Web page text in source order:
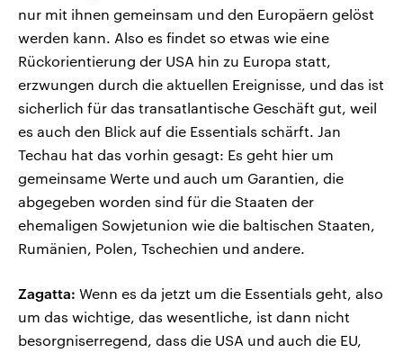
nur mit ihnen gemeinsam und den Europäern gelöst
werden kann. Also es findet so etwas wie eine
Rückorientierung der USA hin zu Europa statt,
erzwungen durch die aktuellen Ereignisse, und das ist
sicherlich für das transatlantische Geschäft gut, weil
es auch den Blick auf die Essentials schärft. Jan
Techau hat das vorhin gesagt: Es geht hier um
gemeinsame Werte und auch um Garantien, die
abgegeben worden sind für die Staaten der
ehemaligen Sowjetunion wie die baltischen Staaten,
Rumänien, Polen, Tschechien und andere.
Zagatta: Wenn es da jetzt um die Essentials geht, also
um das wichtige, das wesentliche, ist dann nicht
besorgniserregend, dass die USA und auch die EU,